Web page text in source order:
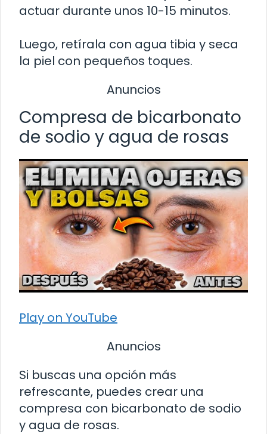
actuar durante unos 10-15 minutos.
Luego, retírala con agua tibia y seca
la piel con pequeños toques.
Anuncios
Compresa de bicarbonato
de sodio y agua de rosas
Play on YouTube
Anuncios
Si buscas una opción más
refrescante, puedes crear una
compresa con bicarbonato de sodio
y agua de rosas.